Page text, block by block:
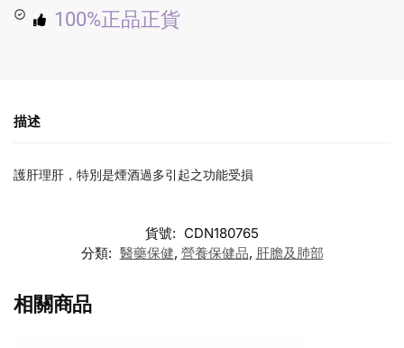
100%正品正貨
描述
護肝理肝，特別是煙酒過多引起之功能受損
貨號: CDN180765
分類: 醫藥保健, 營養保健品, 肝膽及肺部
相關商品